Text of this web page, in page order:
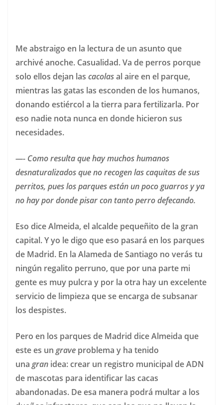
Me abstraigo en la lectura de un asunto que
archivé anoche. Casualidad. Va de perros porque
solo ellos dejan las cacolasal aire en el parque,
mientras las gatas las esconden de los humanos,
donando estiércol a la tierra para fertilizarla. Por
eso nadie nota nunca en donde hicieron sus
necesidades.
—- Como resulta que hay muchos humanos
desnaturalizados que no recogen las caquitas de sus
perritos, pues los parques están un poco guarros y ya
no hay por donde pisar con tanto perro defecando.
Eso dice Almeida, el alcalde pequeñito de la gran
capital. Y yo le digo que eso pasará en los parques
de Madrid. En la Alameda de Santiago no verás tu
ningún regalito perruno, que por una parte mi
gente es muy pulcra y por la otra hay un excelente
servicio de limpieza que se encarga de subsanar
los despistes.
Pero en los parques de Madrid dice Almeida que
este es un grave problema y ha tenido
una gran idea: crear un registro municipal de ADN
de mascotas para identificar las cacas
abandonadas. De esa manera podrá multar a los